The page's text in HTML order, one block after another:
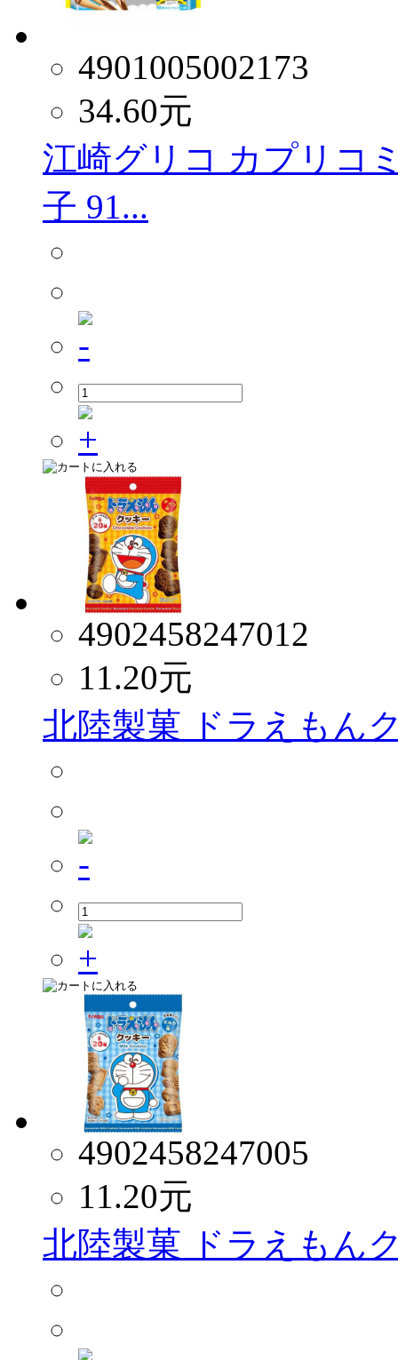
4901005002173
34.60元
江崎グリコ カプリコ
子 91...
4902458247012
11.20元
北陸製菓 ドラえもん
4902458247005
11.20元
北陸製菓 ドラえもん